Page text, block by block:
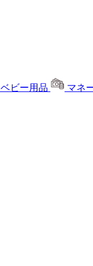
ベビー用品
マネ